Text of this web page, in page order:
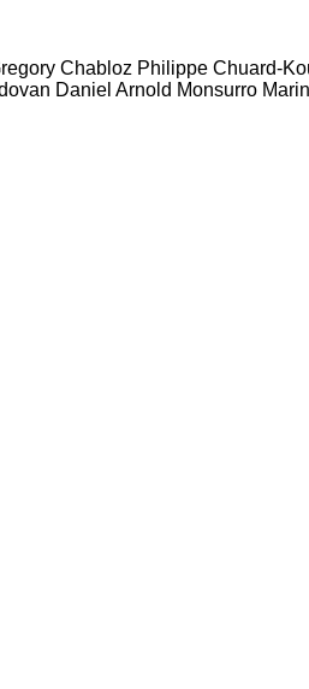
Chabloz Philippe Chuard-
Daniel Arnold Monsurro